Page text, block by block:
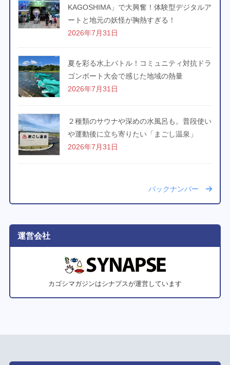
KAGOSHIMA」で大興奮！体験型デジタルア
ートと地元の妖怪が胸熱すぎる！
2026年7月31日
夏を彩る水上バトル！コミュニティ対抗ドラ
ゴンボート大会で感じた地域の熱量
2026年7月31日
２種類のサウナや深めの水風呂も。普段使い
や運動後に立ち寄りたい「まごし温泉」
2026年7月31日
バックナンバー
運営会社
カゴシマガジンはシナプスが運営しています